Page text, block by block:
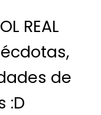
REAL
de
:D